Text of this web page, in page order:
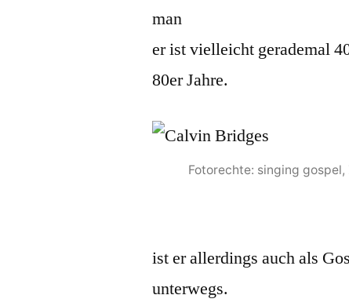
man
er ist vielleicht gerademal
80er Jahre.
Fotorechte: singing gospel,
ist er allerdings auch als
unterwegs.